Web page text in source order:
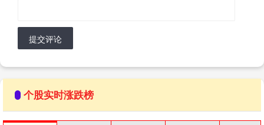
提交评论
个股实时涨跌榜